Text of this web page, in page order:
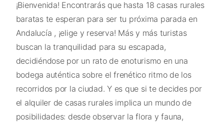
¡Bienvenida! Encontrarás que hasta 18 casas rurales
baratas te esperan para ser tu próxima parada en
Andalucía , ¡elige y reserva! Más y más turistas
buscan la tranquilidad para su escapada,
decidiéndose por un rato de enoturismo en una
bodega auténtica sobre el frenético ritmo de los
recorridos por la ciudad. Y es que si te decides por
el alquiler de casas rurales implica un mundo de
posibilidades: desde observar la flora y fauna,